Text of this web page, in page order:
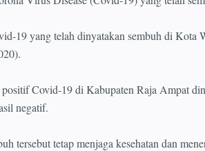
19 yang telah dinyatakan sembuh di Kota
Covid-19 di Kabupaten Raja Ampat
negatif.
tersebut tetap menjaga kesehatan dan